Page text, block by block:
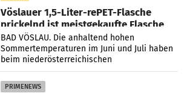
Vöslauer 1,5-Liter-rePET-Flasche
prickelnd ist meistgekaufte Flasche
Österreichs
BAD VÖSLAU. Die anhaltend hohen
Sommertemperaturen im Juni und Juli haben
beim niederösterreichischen
Getränkehersteller Vöslauer zu deutlichen
Absatzzuwächsen geführt. Während
PRIMENEWS